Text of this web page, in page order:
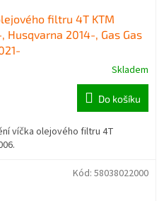
filtru 4T KTM
2014-, Gas Gas
Skladem
Do košíku
víčka olejového filtru 4T
Kód: 58038022000